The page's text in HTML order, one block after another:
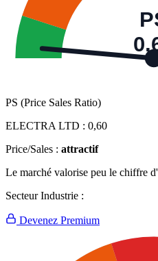
PS (Price Sales Ratio)
ELECTRA LTD : 0,60
Price/Sales : attractif
Le marché valorise peu le chiffre
Secteur Industrie :
Devenez Premium